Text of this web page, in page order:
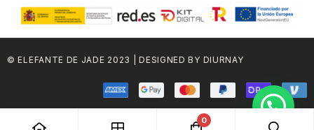
© ELEFANTE DE JADE 2023 | DESIGNED BY DIURNAY
0